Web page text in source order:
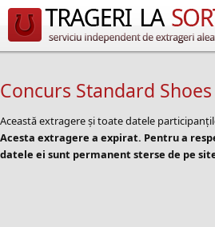
Concurs Standard
Această extragere și toate datele
Acesta extragere a expirat. Pentru a
datele ei sunt permanent sterse de pe